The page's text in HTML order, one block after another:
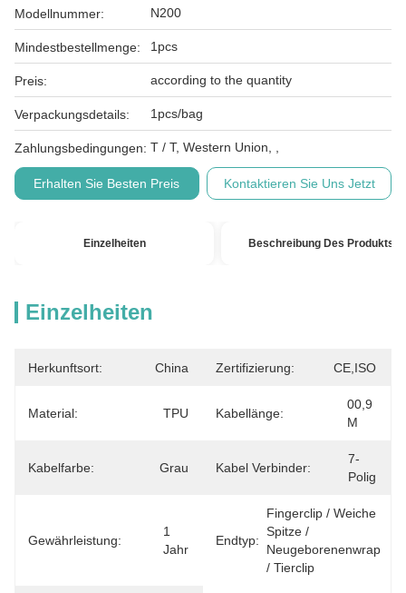
Modellnummer: N200
Mindestbestellmenge: 1pcs
Preis: according to the quantity
Verpackungsdetails: 1pcs/bag
Zahlungsbedingungen: T / T, Western Union, ,
Erhalten Sie Besten Preis Kontaktieren Sie Uns Jetzt
Einzelheiten Beschreibung Des Produkts
Einzelheiten
Herkunftsort: China Zertifizierung: CE,ISO
Material: TPU Kabellänge:
00,9
M
Kabelfarbe: Grau Kabel Verbinder:
7-
Polig
Gewährleistung:
1
Jahr
Endtyp:
Fingerclip / Weiche
Spitze /
Neugeborenenwrap
/ Tierclip